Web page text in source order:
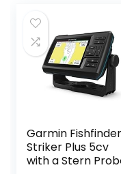
Garmin Fishfinder
Striker Plus 5cv
with a Stern